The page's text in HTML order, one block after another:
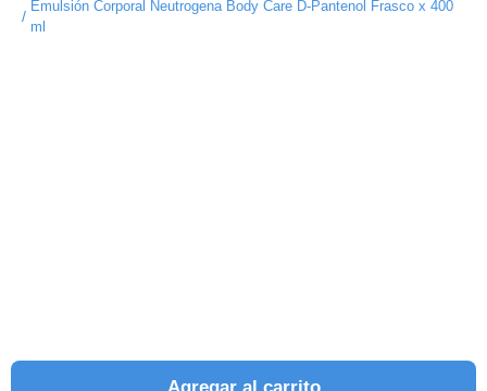
/
Emulsión Corporal Neutrogena Body Care D-Pantenol Frasco x 400
ml